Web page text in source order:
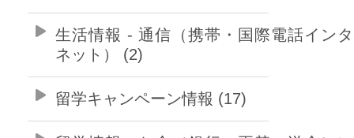
生活情報 - 通信（携帯・国際電話イン
ネット） (2)
留学キャンペーン情報 (17)